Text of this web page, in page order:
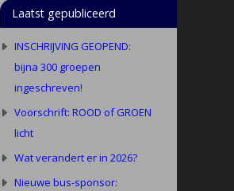
Laatst gepubliceerd
INSCHRIJVING GEOPEND:
bijna 300 groepen
ingeschreven!
Voorschrift: ROOD of GROEN
licht
Wat verandert er in 2026?
Nieuwe bus-sponsor: